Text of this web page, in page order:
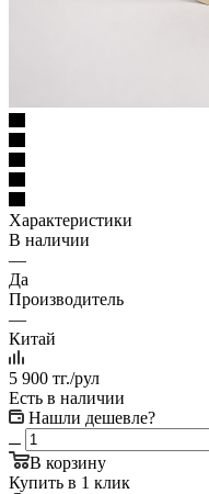
Характеристики
В наличии
—
Да
Производитель
—
Китай
5 900 тг./рул
Есть в наличии
Нашли дешевле?
В корзину
Купить в 1 клик